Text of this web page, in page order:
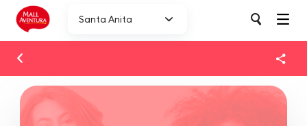
Santa Anita